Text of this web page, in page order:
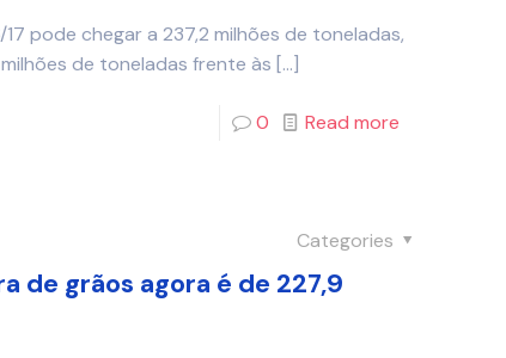
pode chegar a 237,2 milhões de toneladas,
de toneladas frente às […]
0 Read more
Categories
de grãos agora é de 227,9